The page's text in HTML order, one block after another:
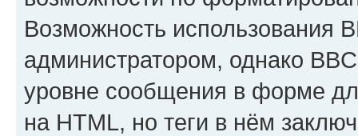
Возможность использования
администратором, однако
уровне сообщения в форме
на HTML, но теги в нём